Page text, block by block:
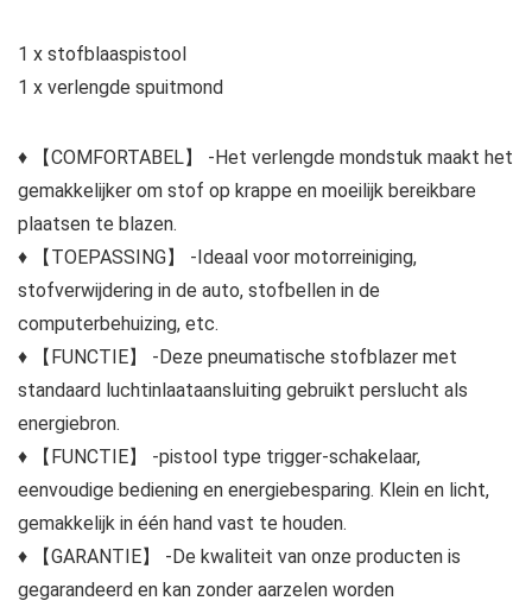
1 x stofblaaspistool
1 x verlengde spuitmond
♦ 【COMFORTABEL】 -Het verlengde mondstuk maakt het
gemakkelijker om stof op krappe en moeilijk bereikbare
plaatsen te blazen.
♦ 【TOEPASSING】 -Ideaal voor motorreiniging,
stofverwijdering in de auto, stofbellen in de
computerbehuizing, etc.
♦ 【FUNCTIE】 -Deze pneumatische stofblazer met
standaard luchtinlaataansluiting gebruikt perslucht als
energiebron.
♦ 【FUNCTIE】 -pistool type trigger-schakelaar,
eenvoudige bediening en energiebesparing. Klein en licht,
gemakkelijk in één hand vast te houden.
♦ 【GARANTIE】 -De kwaliteit van onze producten is
gegarandeerd en kan zonder aarzelen worden